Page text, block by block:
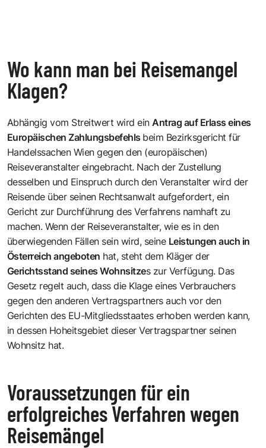
Wo kann man bei Reisemangel
Klagen?
Abhängig vom Streitwert wird ein Antrag auf Erlass eines
Europäischen Zahlungsbefehls beim Bezirksgericht für
Handelssachen Wien gegen den (europäischen)
Reiseveranstalter eingebracht. Nach der Zustellung
desselben und Einspruch durch den Veranstalter wird der
Reisende über seinen Rechtsanwalt aufgefordert, ein
Gericht zur Durchführung des Verfahrens namhaft zu
machen. Wenn der Reiseveranstalter, wie es in den
überwiegenden Fällen sein wird, seine Leistungen auch in
Österreich angeboten hat, steht dem Kläger der
Gerichtsstand seines Wohnsitzes zur Verfügung. Das
Gesetz regelt auch, dass die Klage eines Verbrauchers
gegen den anderen Vertragspartners auch vor den
Gerichten des EU-Mitgliedsstaates erhoben werden kann,
in dessen Hoheitsgebiet dieser Vertragspartner seinen
Wohnsitz hat.
Voraussetzungen für ein
erfolgreiches Verfahren wegen
Reisemängel